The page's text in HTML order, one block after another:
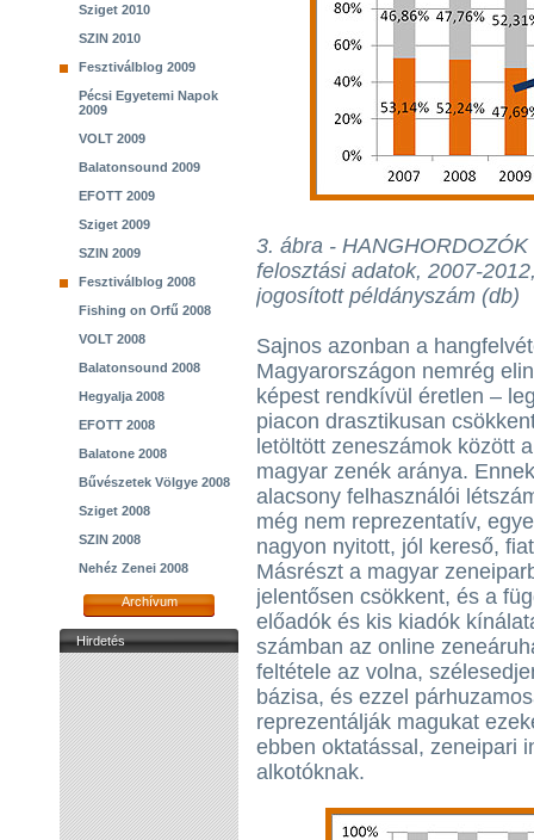
Sziget 2010
SZIN 2010
Fesztiválblog 2009
Pécsi Egyetemi Napok
2009
VOLT 2009
Balatonsound 2009
EFOTT 2009
Sziget 2009
SZIN 2009
Fesztiválblog 2008
Fishing on Orfű 2008
VOLT 2008
Balatonsound 2008
Hegyalja 2008
EFOTT 2008
Balatone 2008
Bűvészetek Völgye 2008
Sziget 2008
SZIN 2008
Nehéz Zenei 2008
Archívum
Hirdetés
3. ábra -
felosztási adatok, 2007-
jogosított példányszám (db)
Sajnos azonban a
Magyarországon nemrég
képest rendkívül éretlen –
piacon drasztikusan
letöltött zeneszámok között
magyar zenék aránya.
alacsony felhasználói
még nem reprezentatív,
nagyon nyitott, jól kereső,
Másrészt a magyar
jelentősen csökkent, és a
előadók és kis kiadók
számban az online
feltétele az volna,
bázisa, és ezzel
reprezentálják magukat
ebben oktatással, zeneipari
alkotóknak.